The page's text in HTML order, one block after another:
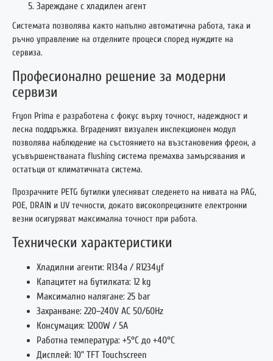
Зареждане с хладилен агент
Системата позволява както напълно автоматична работа, така и
ръчно управление на отделните процеси според нуждите на
сервиза.
Професионално решение за модерни
сервизи
Fryon Prima е разработена с фокус върху точност, надеждност и
лесна поддръжка. Вграденият визуален инспекционен модул
позволява наблюдение на състоянието на възстановения фреон, а
усъвършенстваната flushing система премахва замърсявания и
остатъци от климатичната система.
Прозрачните PETG бутилки улесняват следенето на нивата на PAG,
POE, DRAIN и UV течности, докато високопрецизните електронни
везни осигуряват максимална точност при работа.
Технически характеристики
Хладилни агенти: R134a / R1234yf
Капацитет на бутилката: 12 kg
Максимално налягане: 25 bar
Захранване: 220–240V AC 50/60Hz
Консумация: 1200W / 5A
Работна температура: +5°C до +40°C
Дисплей: 10” TFT Touchscreen